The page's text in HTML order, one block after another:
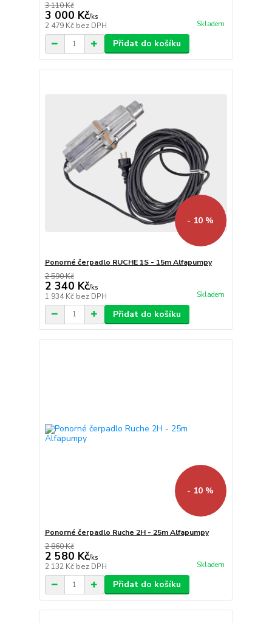
3 110 Kč
3 000 Kč/ks
2 479 Kč bez DPH Skladem
Přidat do košíku
- 10 %
Ponorné čerpadlo RUCHE 1S - 15m Alfapumpy
2 590 Kč
2 340 Kč/ks
1 934 Kč bez DPH Skladem
Přidat do košíku
- 10 %
Ponorné čerpadlo Ruche 2H - 25m Alfapumpy
2 860 Kč
2 580 Kč/ks
2 132 Kč bez DPH Skladem
Přidat do košíku